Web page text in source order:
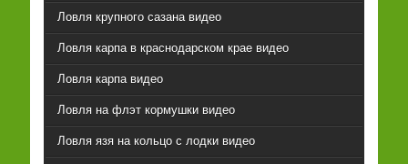
Ловля крупного сазана видео
Ловля карпа в краснодарском крае видео
Ловля карпа видео
Ловля на флэт кормушки видео
Ловля язя на кольцо с лодки видео